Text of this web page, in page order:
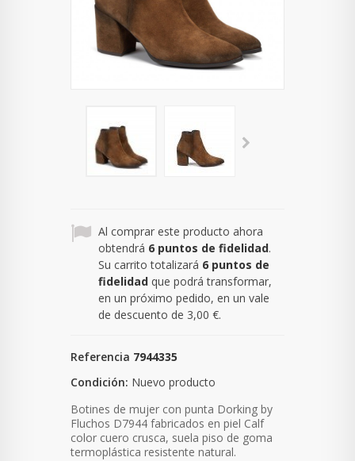
Al comprar este producto ahora
obtendrá 6 puntos de fidelidad.
Su carrito totalizará 6 puntos de
fidelidad que podrá transformar,
en un próximo pedido, en un vale
de descuento de 3,00 €.
Referencia 7944335
Condición: Nuevo producto
Botines de mujer con punta Dorking by
Fluchos D7944 fabricados en piel Calf
color cuero crusca, suela piso de goma
termoplástica resistente natural.